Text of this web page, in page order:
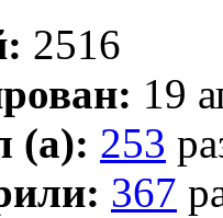
2516
19
(а): 253
367